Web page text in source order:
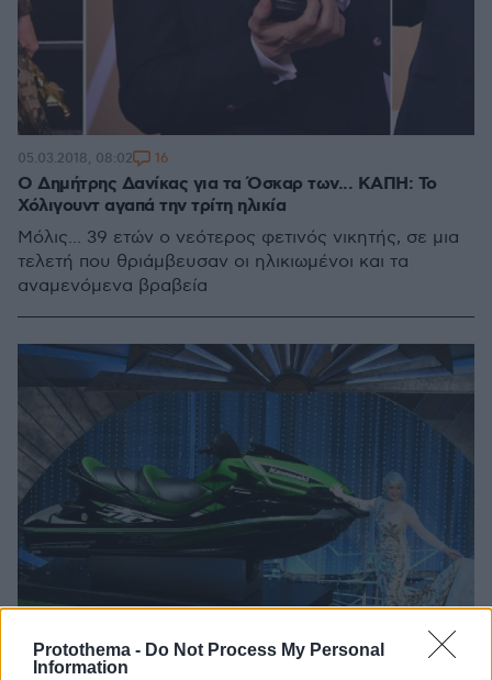
Protothema - Do Not Process My Personal
Information
Ο Δημήτρης Δανίκας για τα Όσκαρ των... ΚΑΠΗ: Το
Χόλιγουντ αγαπά την τρίτη ηλικία
Μόλις... 39 ετών ο νεότερος φετινός νικητής, σε μια
τελετή που θριάμβευσαν οι ηλικιωμένοι και τα
αναμενόμενα βραβεία
05.03.2018, 08:02 16